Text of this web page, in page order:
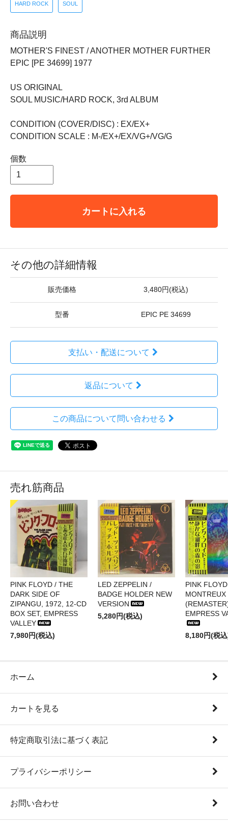
HARD ROCK SOUL
商品説明
MOTHER'S FINEST / ANOTHER MOTHER FURTHER
EPIC [PE 34699] 1977
US ORIGINAL
SOUL MUSIC/HARD ROCK, 3rd ALBUM
CONDITION (COVER/DISC) : EX/EX+
CONDITION SCALE : M-/EX+/EX/VG+/VG/G
個数
カートに入れる
その他の詳細情報
販売価格 3,480円(税込)
型番 EPIC PE 34699
支払い・配送について
返品について
この商品について問い合わせる
売れ筋商品
PINK FLOYD / THE
DARK SIDE OF
ZIPANGU, 1972, 12-CD
BOX SET, EMPRESS
VALLEY
7,980円(税込)
LED ZEPPELIN /
BADGE HOLDER NEW
VERSION
5,280円(税込)
PINK
EMPRESS
8,180円(税
ホーム
カートを見る
特定商取引法に基づく表記
プライバシーポリシー
お問い合わせ